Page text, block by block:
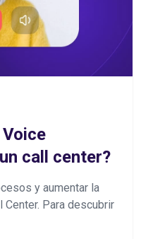
call center?
y aumentar la
Para descubrir